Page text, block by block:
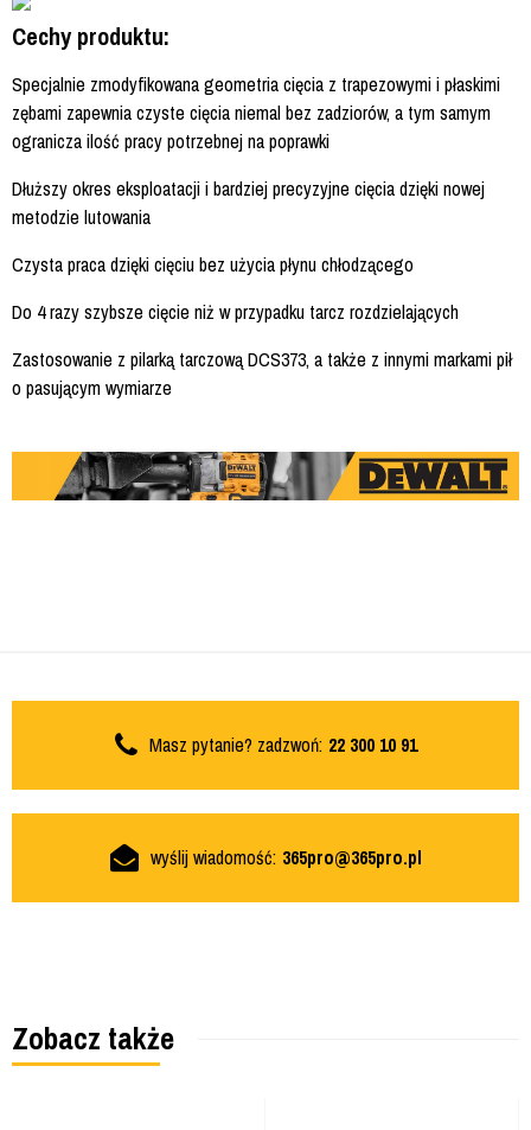
Cechy produktu:
Specjalnie zmodyfikowana geometria cięcia z trapezowymi i płaskimi
zębami zapewnia czyste cięcia niemal bez zadziorów, a tym samym
ogranicza ilość pracy potrzebnej na poprawki
Dłuższy okres eksploatacji i bardziej precyzyjne cięcia dzięki nowej
metodzie lutowania
Czysta praca dzięki cięciu bez użycia płynu chłodzącego
Do 4 razy szybsze cięcie niż w przypadku tarcz rozdzielających
Zastosowanie z pilarką tarczową DCS373, a także z innymi markami pił
o pasującym wymiarze
Masz pytanie? zadzwoń: 22 300 10 91
wyślij wiadomość: 365pro@365pro.pl
Zobacz także